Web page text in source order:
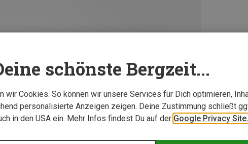
schönste Bergzeit...
wir Cookies. So können wir unsere Services für Dich optimieren,
personalisierte Anzeigen zeigen. Deine Zustimmung schließt
in den USA ein. Mehr Infos findest Du auf der Google Privacy Site.